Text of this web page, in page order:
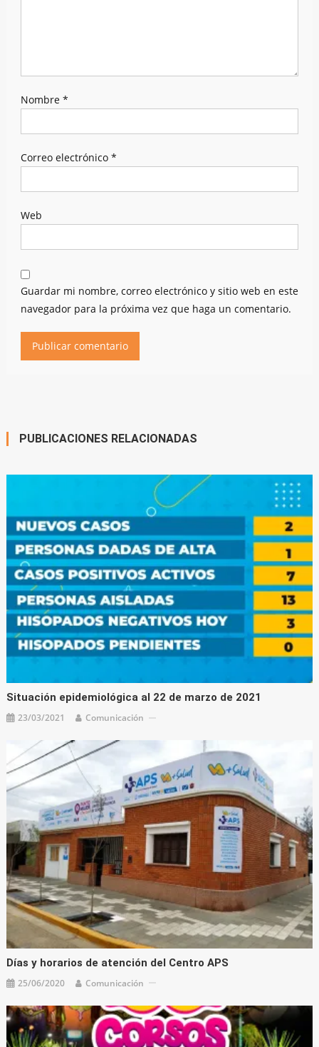
Nombre *
Correo electrónico *
Web
Guardar mi nombre, correo electrónico y sitio web en este
navegador para la próxima vez que haga un comentario.
PUBLICACIONES RELACIONADAS
Situación epidemiológica al 22 de marzo de 2021
23/03/2021 Comunicación
Días y horarios de atención del Centro APS
25/06/2020 Comunicación